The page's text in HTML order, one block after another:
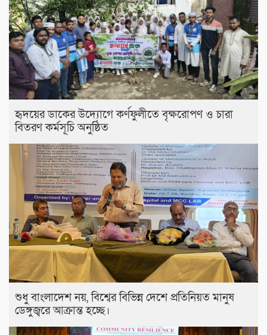
হৃদয়ের ডাকের উদ্যোগে কর্ণফুলীতে বৃক্ষরোপণ ও চারা
বিতরণ কর্মসূচি অনুষ্ঠিত
শুধু বাংলাদেশ নয়, বিশ্বের বিভিন্ন দেশে প্রতিনিয়ত মানুষ
ডেঙ্গুজ্বরে আক্রান্ত হচ্ছে।